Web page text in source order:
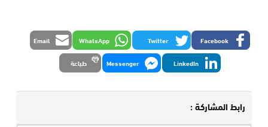
Facebook
Twitter
WhatsApp
Email
LinkedIn
Messenger طباعة
رابط المشاركة :